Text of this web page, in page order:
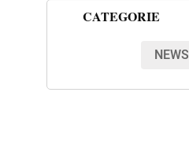
CATEGORIE
NEWS